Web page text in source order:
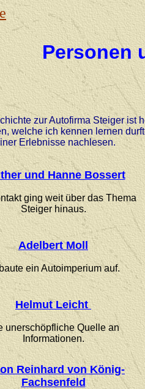
Personen
zur Autofirma Steiger ist
welche ich kennen lernen
Erlebnisse nachlesen.
und Hanne Bossert
ging weit über das Thema
Steiger hinaus.
Adelbert Moll
ein Autoimperium auf.
Helmut Leicht
unerschöpfliche Quelle an
Informationen.
Reinhard von König-
Fachsenfeld